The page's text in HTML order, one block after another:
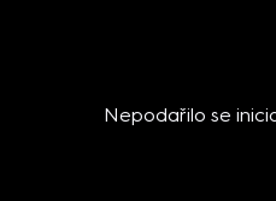
Nepodařilo se